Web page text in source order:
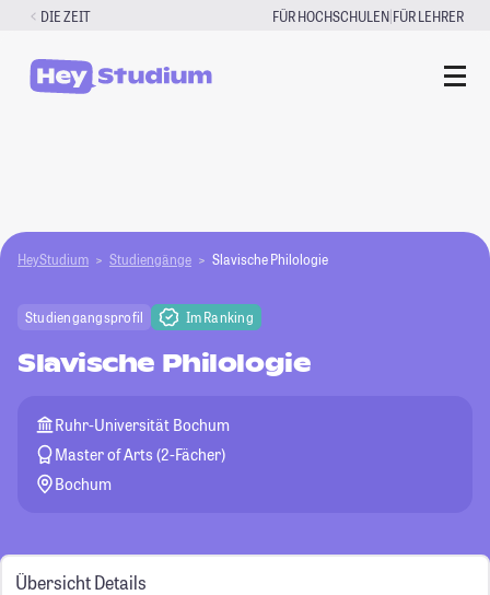
Zum
springen
DIE ZEIT FÜR HOCHSCHULEN|FÜR LEHRER
HeyStudium Studiengänge Slavische Philologie
Studiengangsprofil Im Ranking
Slavische Philologie
Ruhr-Universität Bochum
Master of Arts (2-Fächer)
Bochum
Übersicht Details